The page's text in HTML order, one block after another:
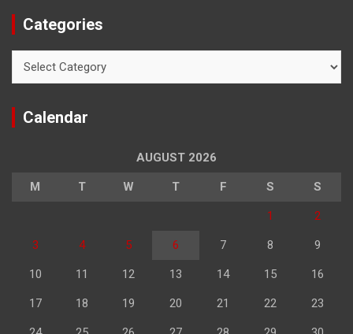
Categories
Calendar
AUGUST 2026
M T W T F S S
1 2
3 4 5 6 7 8 9
10 11 12 13 14 15 16
17 18 19 20 21 22 23